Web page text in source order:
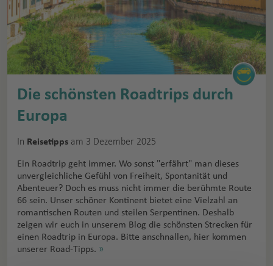
Die schönsten Roadtrips durch
Europa
In Reisetipps am 3 Dezember 2025
Ein Roadtrip geht immer. Wo sonst "erfährt" man dieses
unvergleichliche Gefühl von Freiheit, Spontanität und
Abenteuer? Doch es muss nicht immer die berühmte Route
66 sein. Unser schöner Kontinent bietet eine Vielzahl an
romantischen Routen und steilen Serpentinen. Deshalb
zeigen wir euch in unserem Blog die schönsten Strecken für
einen Roadtrip in Europa. Bitte anschnallen, hier kommen
unserer Road-Tipps. »